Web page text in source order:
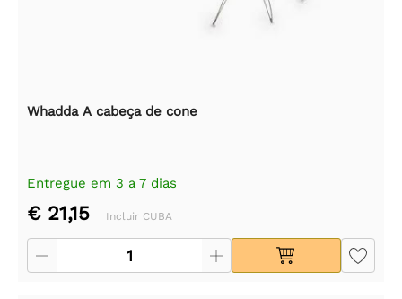
Whadda A cabeça de cone
Entregue em 3 a 7 dias
€ 21,15 Incluir CUBA